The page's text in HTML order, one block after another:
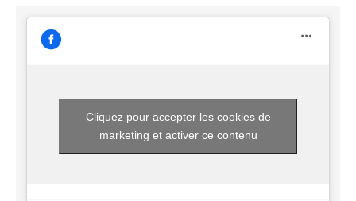
Cliquez pour accepter les cookies de
marketing et activer ce contenu